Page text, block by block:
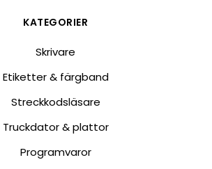
KATEGORIER
Skrivare
Etiketter & färgband
Streckkodsläsare
Truckdator & plattor
Programvaror